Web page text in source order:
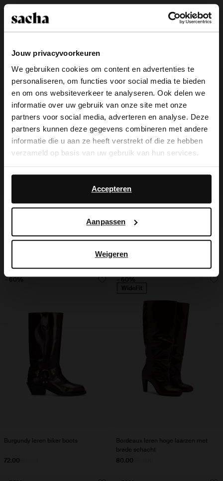
Jouw privacyvoorkeuren
We gebruiken cookies om content en advertenties te
personaliseren, om functies voor social media te bieden
en om ons websiteverkeer te analyseren. Ook delen we
informatie over uw gebruik van onze site met onze
partners voor social media, adverteren en analyse. Deze
partners kunnen deze gegevens combineren met andere
informatie die u aan ze heeft verstrekt of die ze hebben
verzameld op basis van uw gebruik van hun services.
Daarnaast werken wij samen met Google voor
advertentie- en meetdoeleinden. Meer informatie over
hoe Google uw persoonsgegevens gebruikt, vindt u op
Accepteren
Aanpassen
Weigeren
Bordeaux leren loafers met studs
120.00
48.00
Bordeaux leren buckle enkellaarsjes
Rode leren platform sneakers Rode enkellaarsjes met hak
40.00
Burgundy leren biker boots
72.00
- 60%
Bordeaux leren hoge laarzen met
brede schacht
80.00
- 60%
WideFit
×
View this website in English?
It looks like your language isn't Dutch. Would
you like to switch to English?
Yes, switch to
English
No, stay in Dutch